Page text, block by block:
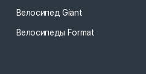
Велосипед Giant
Велосипеды Format